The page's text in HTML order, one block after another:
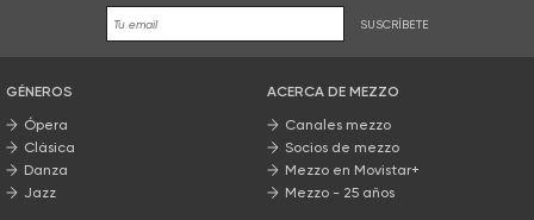
SUSCRÍBETE
GÉNEROS
Ópera
Clásica
Danza
Jazz
ACERCA DE MEZZO
Canales mezzo
Socios de mezzo
Mezzo en Movistar+
Mezzo - 25 años